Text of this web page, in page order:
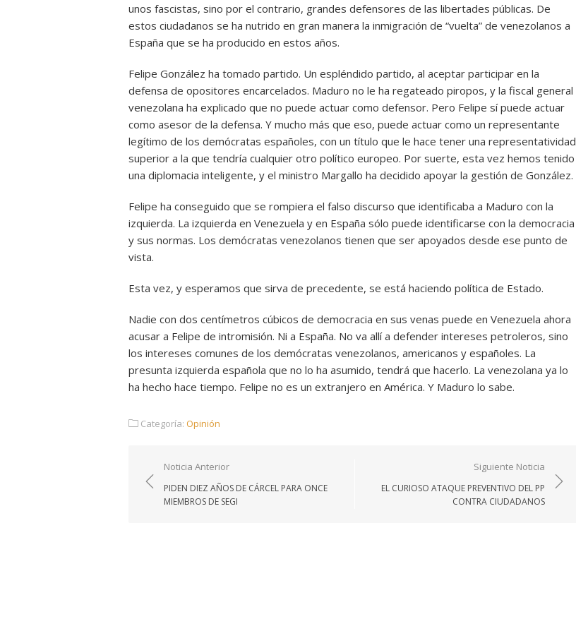
unos fascistas, sino por el contrario, grandes defensores de las libertades públicas. De
estos ciudadanos se ha nutrido en gran manera la inmigración de “vuelta” de venezolanos a
España que se ha producido en estos años.
Felipe González ha tomado partido. Un espléndido partido, al aceptar participar en la
defensa de opositores encarcelados. Maduro no le ha regateado piropos, y la fiscal general
venezolana ha explicado que no puede actuar como defensor. Pero Felipe sí puede actuar
como asesor de la defensa. Y mucho más que eso, puede actuar como un representante
legítimo de los demócratas españoles, con un título que le hace tener una representatividad
superior a la que tendría cualquier otro político europeo. Por suerte, esta vez hemos tenido
una diplomacia inteligente, y el ministro Margallo ha decidido apoyar la gestión de González.
Felipe ha conseguido que se rompiera el falso discurso que identificaba a Maduro con la
izquierda. La izquierda en Venezuela y en España sólo puede identificarse con la democracia
y sus normas. Los demócratas venezolanos tienen que ser apoyados desde ese punto de
vista.
Esta vez, y esperamos que sirva de precedente, se está haciendo política de Estado.
Nadie con dos centímetros cúbicos de democracia en sus venas puede en Venezuela ahora
acusar a Felipe de intromisión. Ni a España. No va allí a defender intereses petroleros, sino
los intereses comunes de los demócratas venezolanos, americanos y españoles. La
presunta izquierda española que no lo ha asumido, tendrá que hacerlo. La venezolana ya lo
ha hecho hace tiempo. Felipe no es un extranjero en América. Y Maduro lo sabe.
Categoría: Opinión
Navegación
de
entradas
Noticia Anterior
PIDEN DIEZ AÑOS DE CÁRCEL PARA ONCE
MIEMBROS DE SEGI
Siguiente Noticia
EL CURIOSO ATAQUE PREVENTIVO DEL PP
CONTRA CIUDADANOS